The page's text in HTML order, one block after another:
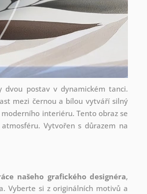
dvou postav v dynamickém tanci.
mezi černou a bílou vytváří silný
interiéru. Tento obraz se
Vytvořen s důrazem na
našeho grafického designéra,
Vyberte si z originálních motivů a